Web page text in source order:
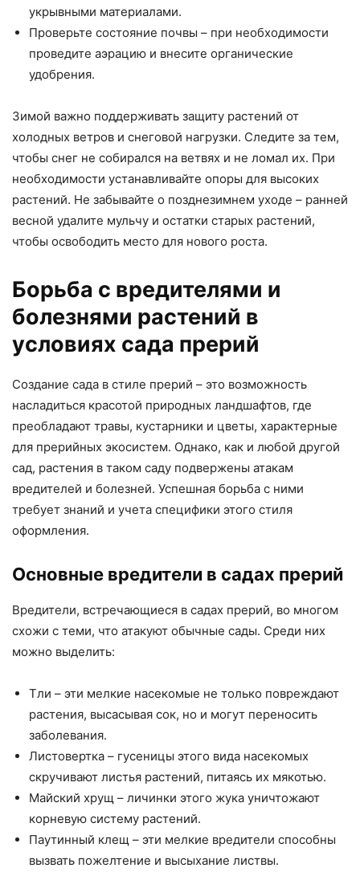
укрывными материалами.
Проверьте состояние почвы – при необходимости
проведите аэрацию и внесите органические
удобрения.
Зимой важно поддерживать защиту растений от
холодных ветров и снеговой нагрузки. Следите за тем,
чтобы снег не собирался на ветвях и не ломал их. При
необходимости устанавливайте опоры для высоких
растений. Не забывайте о позднезимнем уходе – ранней
весной удалите мульчу и остатки старых растений,
чтобы освободить место для нового роста.
Борьба с вредителями и
болезнями растений в
условиях сада прерий
Создание сада в стиле прерий – это возможность
насладиться красотой природных ландшафтов, где
преобладают травы, кустарники и цветы, характерные
для прерийных экосистем. Однако, как и любой другой
сад, растения в таком саду подвержены атакам
вредителей и болезней. Успешная борьба с ними
требует знаний и учета специфики этого стиля
оформления.
Основные вредители в садах прерий
Вредители, встречающиеся в садах прерий, во многом
схожи с теми, что атакуют обычные сады. Среди них
можно выделить:
Тли – эти мелкие насекомые не только повреждают
растения, высасывая сок, но и могут переносить
заболевания.
Листовертка – гусеницы этого вида насекомых
скручивают листья растений, питаясь их мякотью.
Майский хрущ – личинки этого жука уничтожают
корневую систему растений.
Паутинный клещ – эти мелкие вредители способны
вызвать пожелтение и высыхание листвы.